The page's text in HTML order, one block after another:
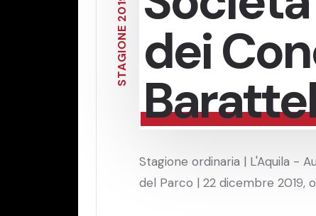
S
T
A
G
I
O
N
E
2
0
1
dei
Stagione ordinaria | L'Aquila -
del Parco | 22 dicembre 2019,